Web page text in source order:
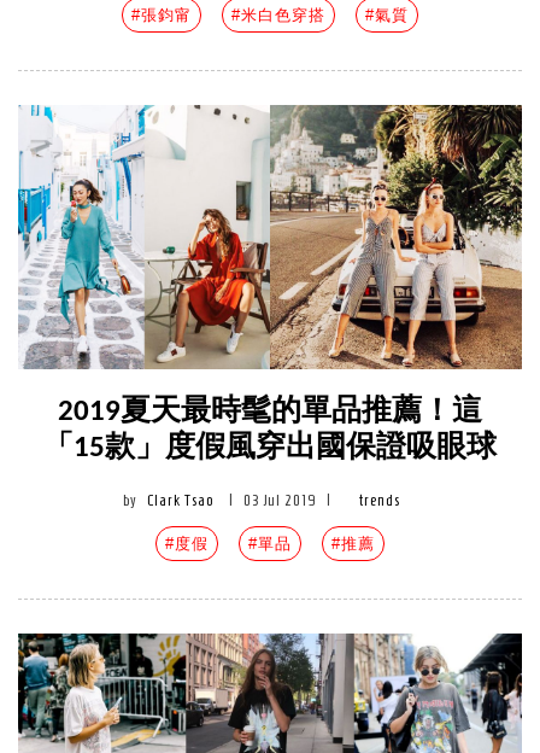
#張鈞甯 #米白色穿搭 #氣質
2019夏天最時髦的單品推薦！這
「15款」度假風穿出國保證吸眼球
by Clark Tsao 03 Jul 2019 trends
#度假 #單品 #推薦